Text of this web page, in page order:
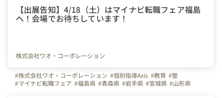
【出展告知】4/18（土）はマイナビ転職フェア福島
へ！会場でお待ちしています！
株式会社ワオ・コーポレーション
#株式会社ワオ・コーポレーション #個別指導Axis #教育 #塾
#マイナビ転職フェア #福島県 #青森県 #岩手県 #宮城県 #山形県